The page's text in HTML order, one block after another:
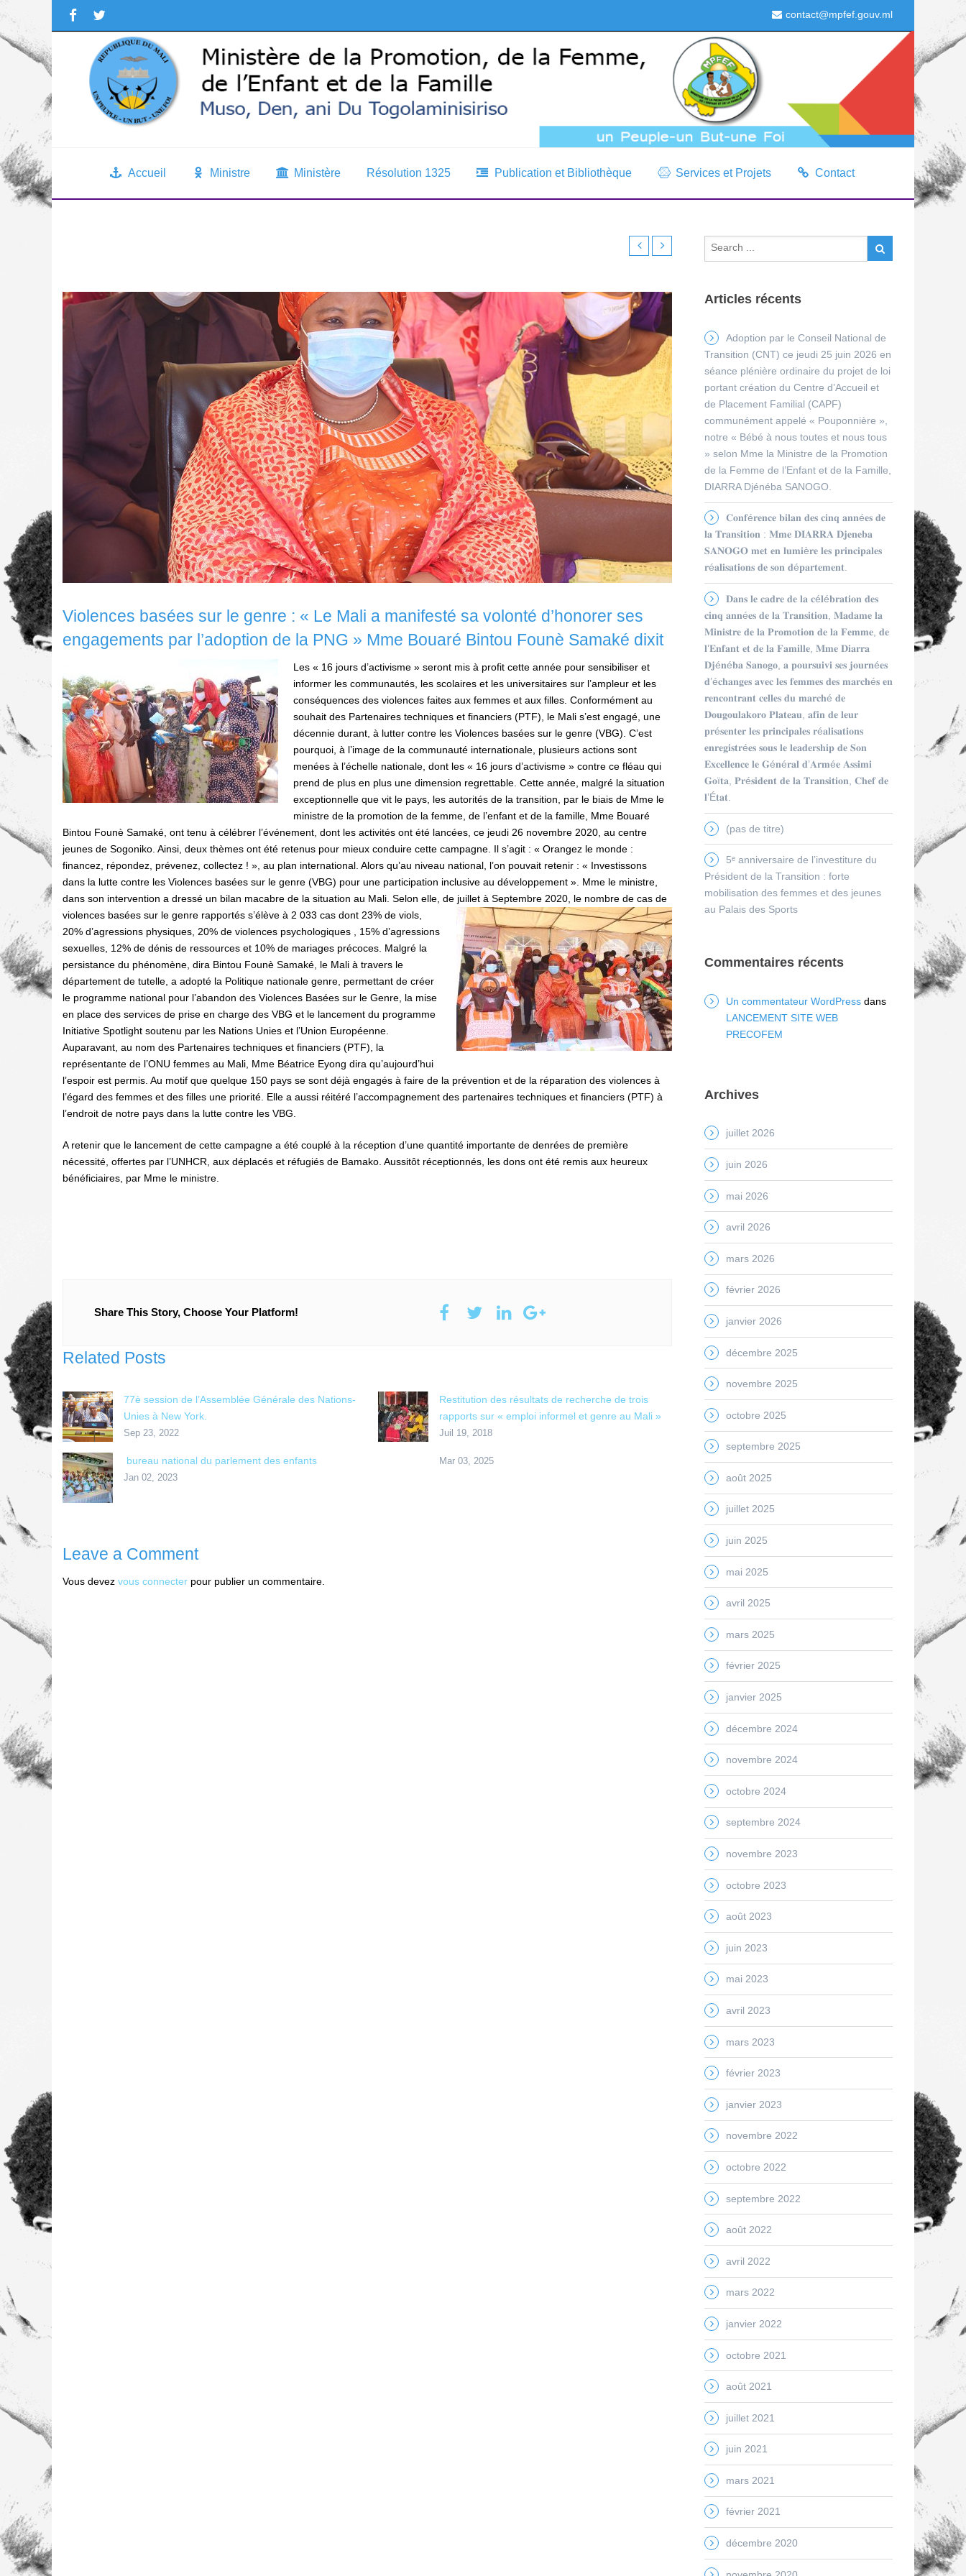
contact@mpfef.gouv.ml
Accueil Ministre Ministère Résolution 1325 Publication et Bibliothèque Services et Projets Contact
Violences basées sur le genre : « Le Mali a manifesté sa volonté d’honorer ses
engagements par l’adoption de la PNG » Mme Bouaré Bintou Founè Samaké dixit
Les « 16 jours d’activisme » seront mis à profit cette année pour sensibiliser et
informer les communautés, les scolaires et les universitaires sur l’ampleur et les
conséquences des violences faites aux femmes et aux filles. Conformément au
souhait des Partenaires techniques et financiers (PTF), le Mali s’est engagé, une
décennie durant, à lutter contre les Violences basées sur le genre (VBG). C’est
pourquoi, à l’image de la communauté internationale, plusieurs actions sont
menées à l’échelle nationale, dont les « 16 jours d’activisme » contre ce fléau qui
prend de plus en plus une dimension regrettable. Cette année, malgré la situation
exceptionnelle que vit le pays, les autorités de la transition, par le biais de Mme le
ministre de la promotion de la femme, de l’enfant et de la famille, Mme Bouaré
Bintou Founè Samaké, ont tenu à célébrer l’événement, dont les activités ont été lancées, ce jeudi 26 novembre 2020, au centre
jeunes de Sogoniko. Ainsi, deux thèmes ont été retenus pour mieux conduire cette campagne. Il s’agit : « Orangez le monde :
financez, répondez, prévenez, collectez ! », au plan international. Alors qu’au niveau national, l’on pouvait retenir : « Investissons
dans la lutte contre les Violences basées sur le genre (VBG) pour une participation inclusive au développement ». Mme le ministre,
dans son intervention a dressé un bilan macabre de la situation au Mali. Selon elle, de juillet à Septembre 2020, le nombre de cas de
violences basées sur le genre rapportés s’élève à 2 033 cas dont 23% de viols,
20% d’agressions physiques, 20% de violences psychologiques , 15% d’agressions
sexuelles, 12% de dénis de ressources et 10% de mariages précoces. Malgré la
persistance du phénomène, dira Bintou Founè Samaké, le Mali à travers le
département de tutelle, a adopté la Politique nationale genre, permettant de créer
le programme national pour l’abandon des Violences Basées sur le Genre, la mise
en place des services de prise en charge des VBG et le lancement du programme
Initiative Spotlight soutenu par les Nations Unies et l’Union Européenne.
Auparavant, au nom des Partenaires techniques et financiers (PTF), la
représentante de l’ONU femmes au Mali, Mme Béatrice Eyong dira qu’aujourd’hui
l’espoir est permis. Au motif que quelque 150 pays se sont déjà engagés à faire de la prévention et de la réparation des violences à
l’égard des femmes et des filles une priorité. Elle a aussi réitéré l’accompagnement des partenaires techniques et financiers (PTF) à
l’endroit de notre pays dans la lutte contre les VBG.
A retenir que le lancement de cette campagne a été couplé à la réception d’une quantité importante de denrées de première
nécessité, offertes par l’UNHCR, aux déplacés et réfugiés de Bamako. Aussitôt réceptionnés, les dons ont été remis aux heureux
bénéficiaires, par Mme le ministre.
Share This Story, Choose Your Platform!
Related Posts
77è session de l’Assemblée Générale des Nations-
Unies à New York.
Sep 23, 2022
Restitution des résultats de recherche de trois
rapports sur « emploi informel et genre au Mali »
Juil 19, 2018
bureau national du parlement des enfants
Jan 02, 2023
Mar 03, 2025
Leave a Comment
Vous devez vous connecter pour publier un commentaire.
Articles récents
Adoption par le Conseil National de
Transition (CNT) ce jeudi 25 juin 2026 en
séance plénière ordinaire du projet de loi
portant création du Centre d’Accueil et
de Placement Familial (CAPF)
communément appelé « Pouponnière »,
notre « Bébé à nous toutes et nous tous
» selon Mme la Ministre de la Promotion
de la Femme de l’Enfant et de la Famille,
DIARRA Djénéba SANOGO.
𝐂𝐨𝐧𝐟é𝐫𝐞𝐧𝐜𝐞 𝐛𝐢𝐥𝐚𝐧 𝐝𝐞𝐬 𝐜𝐢𝐧𝐪 𝐚𝐧𝐧é𝐞𝐬 𝐝𝐞
𝐥𝐚 𝐓𝐫𝐚𝐧𝐬𝐢𝐭𝐢𝐨𝐧 : 𝐌𝐦𝐞 𝐃𝐈𝐀𝐑𝐑𝐀 𝐃𝐣𝐞𝐧𝐞𝐛𝐚
𝐒𝐀𝐍𝐎𝐆𝐎 𝐦𝐞𝐭 𝐞𝐧 𝐥𝐮𝐦𝐢è𝐫𝐞 𝐥𝐞𝐬 𝐩𝐫𝐢𝐧𝐜𝐢𝐩𝐚𝐥𝐞𝐬
𝐫é𝐚𝐥𝐢𝐬𝐚𝐭𝐢𝐨𝐧𝐬 𝐝𝐞 𝐬𝐨𝐧 𝐝é𝐩𝐚𝐫𝐭𝐞𝐦𝐞𝐧𝐭.
𝐃𝐚𝐧𝐬 𝐥𝐞 𝐜𝐚𝐝𝐫𝐞 𝐝𝐞 𝐥𝐚 𝐜é𝐥é𝐛𝐫𝐚𝐭𝐢𝐨𝐧 𝐝𝐞𝐬
𝐜𝐢𝐧𝐪 𝐚𝐧𝐧é𝐞𝐬 𝐝𝐞 𝐥𝐚 𝐓𝐫𝐚𝐧𝐬𝐢𝐭𝐢𝐨𝐧, 𝐌𝐚𝐝𝐚𝐦𝐞 𝐥𝐚
𝐌𝐢𝐧𝐢𝐬𝐭𝐫𝐞 𝐝𝐞 𝐥𝐚 𝐏𝐫𝐨𝐦𝐨𝐭𝐢𝐨𝐧 𝐝𝐞 𝐥𝐚 𝐅𝐞𝐦𝐦𝐞, 𝐝𝐞
𝐥’𝐄𝐧𝐟𝐚𝐧𝐭 𝐞𝐭 𝐝𝐞 𝐥𝐚 𝐅𝐚𝐦𝐢𝐥𝐥𝐞, 𝐌𝐦𝐞 𝐃𝐢𝐚𝐫𝐫𝐚
𝐃𝐣é𝐧é𝐛𝐚 𝐒𝐚𝐧𝐨𝐠𝐨, 𝐚 𝐩𝐨𝐮𝐫𝐬𝐮𝐢𝐯𝐢 𝐬𝐞𝐬 𝐣𝐨𝐮𝐫𝐧é𝐞𝐬
𝐝’é𝐜𝐡𝐚𝐧𝐠𝐞𝐬 𝐚𝐯𝐞𝐜 𝐥𝐞𝐬 𝐟𝐞𝐦𝐦𝐞𝐬 𝐝𝐞𝐬 𝐦𝐚𝐫𝐜𝐡é𝐬 𝐞𝐧
𝐫𝐞𝐧𝐜𝐨𝐧𝐭𝐫𝐚𝐧𝐭 𝐜𝐞𝐥𝐥𝐞𝐬 𝐝𝐮 𝐦𝐚𝐫𝐜𝐡é 𝐝𝐞
𝐃𝐨𝐮𝐠𝐨𝐮𝐥𝐚𝐤𝐨𝐫𝐨 𝐏𝐥𝐚𝐭𝐞𝐚𝐮, 𝐚𝐟𝐢𝐧 𝐝𝐞 𝐥𝐞𝐮𝐫
𝐩𝐫é𝐬𝐞𝐧𝐭𝐞𝐫 𝐥𝐞𝐬 𝐩𝐫𝐢𝐧𝐜𝐢𝐩𝐚𝐥𝐞𝐬 𝐫é𝐚𝐥𝐢𝐬𝐚𝐭𝐢𝐨𝐧𝐬
𝐞𝐧𝐫𝐞𝐠𝐢𝐬𝐭𝐫é𝐞𝐬 𝐬𝐨𝐮𝐬 𝐥𝐞 𝐥𝐞𝐚𝐝𝐞𝐫𝐬𝐡𝐢𝐩 𝐝𝐞 𝐒𝐨𝐧
𝐄𝐱𝐜𝐞𝐥𝐥𝐞𝐧𝐜𝐞 𝐥𝐞 𝐆é𝐧é𝐫𝐚𝐥 𝐝’𝐀𝐫𝐦é𝐞 𝐀𝐬𝐬𝐢𝐦𝐢
𝐆𝐨ï𝐭𝐚, 𝐏𝐫é𝐬𝐢𝐝𝐞𝐧𝐭 𝐝𝐞 𝐥𝐚 𝐓𝐫𝐚𝐧𝐬𝐢𝐭𝐢𝐨𝐧, 𝐂𝐡𝐞𝐟 𝐝𝐞
𝐥’É𝐭𝐚𝐭.
(pas de titre)
5ᵉ anniversaire de l’investiture du
Président de la Transition : forte
mobilisation des femmes et des jeunes
au Palais des Sports
Commentaires récents
Un commentateur WordPressdans
LANCEMENT SITE WEB
PRECOFEM
Archives
juillet 2026
juin 2026
mai 2026
avril 2026
mars 2026
février 2026
janvier 2026
décembre 2025
novembre 2025
octobre 2025
septembre 2025
août 2025
juillet 2025
juin 2025
mai 2025
avril 2025
mars 2025
février 2025
janvier 2025
décembre 2024
novembre 2024
octobre 2024
septembre 2024
novembre 2023
octobre 2023
août 2023
juin 2023
mai 2023
avril 2023
mars 2023
février 2023
janvier 2023
novembre 2022
octobre 2022
septembre 2022
août 2022
avril 2022
mars 2022
janvier 2022
octobre 2021
août 2021
juillet 2021
juin 2021
mars 2021
février 2021
décembre 2020